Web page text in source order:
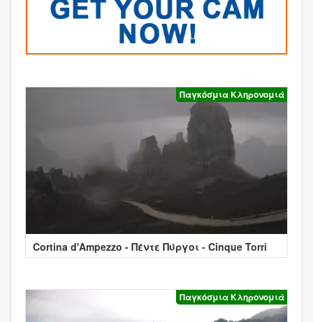
Παγκόσμια Κληρονομιά
Cortina d'Ampezzo - Πέντε Πύργοι - Cinque Torri
Παγκόσμια Κληρονομιά